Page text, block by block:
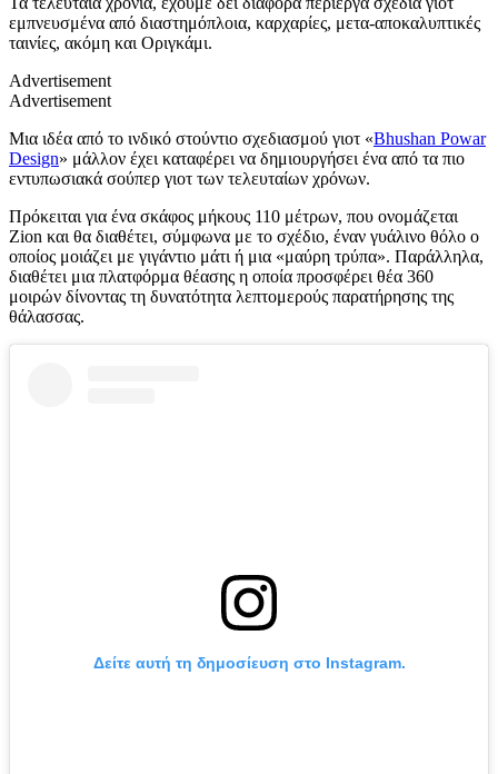
εμπνευσμένα από διαστημόπλοια, καρχαρίες, μετα-αποκαλυπτικές
ταινίες, ακόμη και Οριγκάμι.
Advertisement
Advertisement
Μια ιδέα από το ινδικό στούντιο σχεδιασμού γιοτ «Bhushan Powar
Design» μάλλον έχει καταφέρει να δημιουργήσει ένα από τα πιο
εντυπωσιακά σούπερ γιοτ των τελευταίων χρόνων.
Πρόκειται για ένα σκάφος μήκους 110 μέτρων, που ονομάζεται
Zion και θα διαθέτει, σύμφωνα με το σχέδιο, έναν γυάλινο θόλο ο
οποίος μοιάζει με γιγάντιο μάτι ή μια «μαύρη τρύπα». Παράλληλα,
διαθέτει μια πλατφόρμα θέασης η οποία προσφέρει θέα 360
μοιρών δίνοντας τη δυνατότητα λεπτομερούς παρατήρησης της
θάλασσας.
Δείτε αυτή τη δημοσίευση στο Instagram.